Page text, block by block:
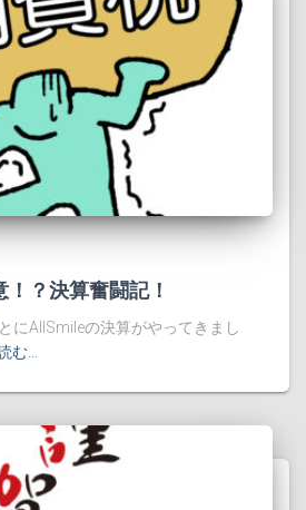
？決算奮闘記！
にAllSmileの決算がやってきまし
む…